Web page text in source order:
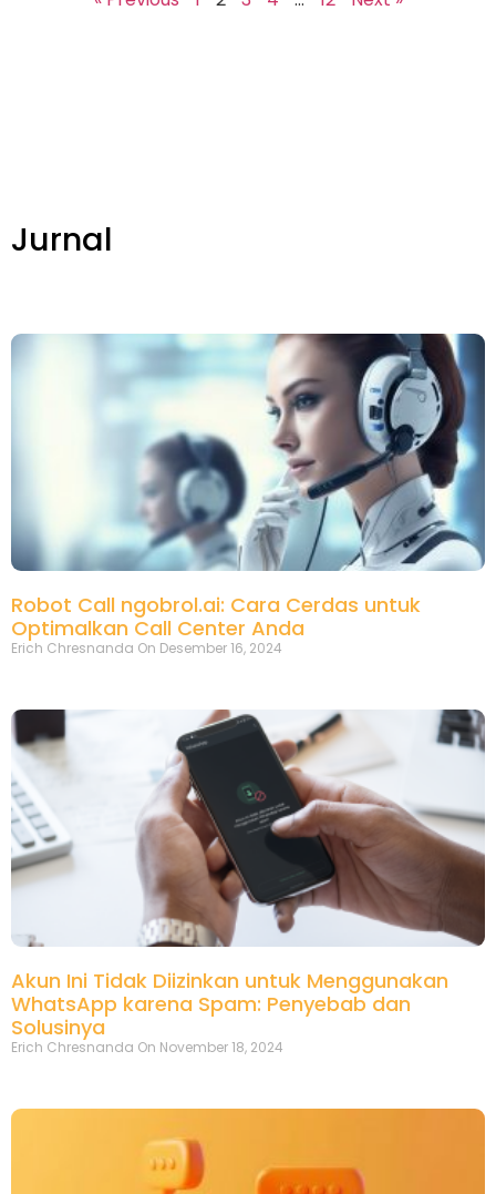
Jurnal
Robot Call ngobrol.ai: Cara Cerdas untuk
Optimalkan Call Center Anda
Erich Chresnanda Desember 16, 2024
Akun Ini Tidak Diizinkan untuk Menggunakan
WhatsApp karena Spam: Penyebab dan
Solusinya
Erich Chresnanda November 18, 2024